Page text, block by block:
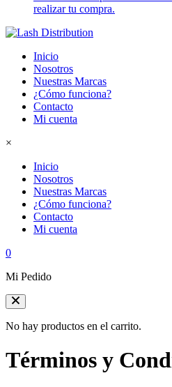
realizar tu compra.
Inicio
Nosotros
Nuestras Marcas
¿Cómo funciona?
Contacto
Mi cuenta
×
Inicio
Nosotros
Nuestras Marcas
¿Cómo funciona?
Contacto
Mi cuenta
0
Mi Pedido
No hay productos en el carrito.
Términos y